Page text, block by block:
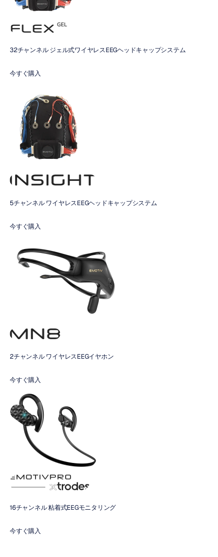
32チャンネル ジェル式ワイヤレスEEGヘッドキャップシステム
今すぐ購入
5チャンネル ワイヤレスEEGヘッドキャップシステム
今すぐ購入
2チャンネル ワイヤレスEEGイヤホン
今すぐ購入
16チャンネル 粘着式EEGモニタリング
今すぐ購入